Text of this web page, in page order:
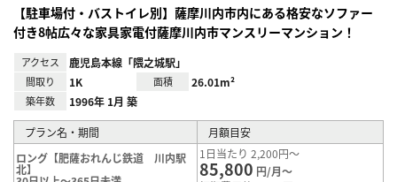
【駐車場付・バストイレ別】薩摩川内市内にある格安なソファー
付き8帖広々な家具家電付薩摩川内市マンスリーマンション！
アクセス 鹿児島本線「隈之城駅」
間取り 1K 面積 26.01m²
築年数 1996年 1月 築
プラン名・期間
月額目安
ロング【肥薩おれんじ鉄道 川内駅
北】
1日当たり 2,200円～
85,800 円/月～